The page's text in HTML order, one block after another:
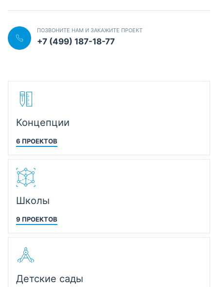
ПОЗВОНИТЕ НАМ И ЗАКАЖИТЕ ПРОЕКТ
+7 (499) 187-18-77
Концепции
6 ПРОЕКТОВ
Школы
9 ПРОЕКТОВ
Детские сады